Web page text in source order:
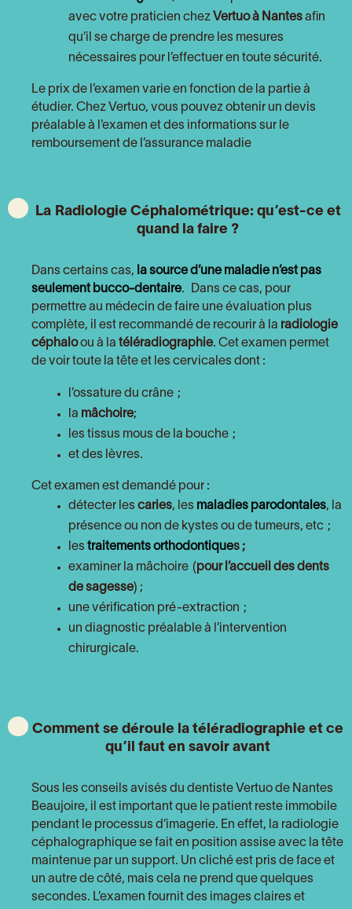
avec votre praticien chez Vertuo à Nantes afin
qu’il se charge de prendre les mesures
nécessaires pour l’effectuer en toute sécurité.
Le prix de l’examen varie en fonction de la partie à
étudier. Chez Vertuo, vous pouvez obtenir un devis
préalable à l’examen et des informations sur le
remboursement de l’assurance maladie
La Radiologie Céphalométrique: qu’est-ce et
quand la faire ?
Dans certains cas, la source d’une maladie n’est pas
seulement bucco-dentaire. Dans ce cas, pour
permettre au médecin de faire une évaluation plus
complète, il est recommandé de recourir à la radiologie
céphaloou à la téléradiographie. Cet examen permet
de voir toute la tête et les cervicales dont :
l’ossature du crâne ;
la mâchoire;
les tissus mous de la bouche ;
et des lèvres.
Cet examen est demandé pour :
détecter les caries, les maladies parodontales, la
présence ou non de kystes ou de tumeurs, etc ;
les traitements orthodontiques ;
examiner la mâchoire (pour l’accueil des dents
de sagesse) ;
une vérification pré-extraction ;
un diagnostic préalable à l’intervention
chirurgicale.
Comment se déroule la téléradiographie et ce
qu’il faut en savoir avant
Sous les conseils avisés du dentiste Vertuo de Nantes
Beaujoire, il est important que le patient reste immobile
pendant le processus d’imagerie. En effet, la radiologie
céphalographique se fait en position assise avec la tête
maintenue par un support. Un cliché est pris de face et
un autre de côté, mais cela ne prend que quelques
secondes. L’examen fournit des images claires et